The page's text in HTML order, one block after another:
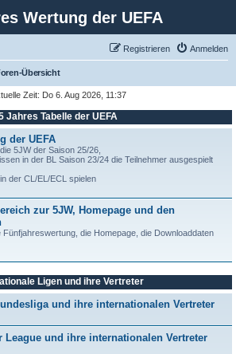
Wertung der UEFA
Anmelden
Registrieren
Übersicht
Zeit: Do 6. Aug 2026, 11:37
Jahres Tabelle der UEFA
der UEFA
5JW der Saison 25/26,
in der BL Saison 23/24 die Teilnehmer ausgespielt
der CL/EL/ECL spielen
zur 5JW, Homepage und den
Fünfjahreswertung, die Homepage, die Downloaddaten
Ligen und ihre Vertreter
und ihre internationalen Vertreter
League und ihre internationalen Vertreter